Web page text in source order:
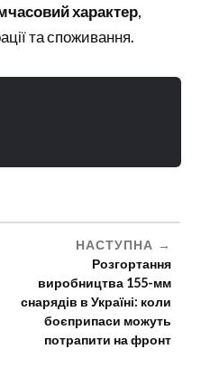
характер,
та споживання.
НАСТУПНА
Розгортання
виробництва 155-мм
снарядів в Україні: коли
боєприпаси можуть
потрапити на фронт